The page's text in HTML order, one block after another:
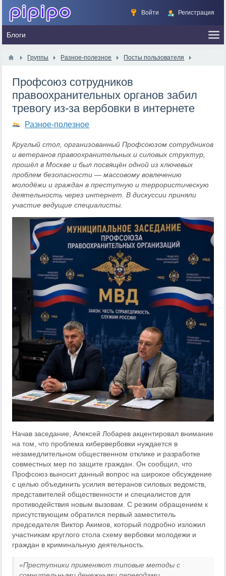
Войти Регистрация
Группы Разное-полезное Посты пользователя
Профсоюз сотрудников
правоохранительных органов забил
тревогу из-за вербовки в интернете
Разное-полезное
Круглый стол, организованный Профсоюзом сотрудников
и ветеранов правоохранительных и силовых структур,
прошёл в Москве и был посвящён одной из ключевых
проблем безопасности — массовому вовлечению
молодёжи и граждан в преступную и террористическую
деятельность через интернет. В дискуссии приняли
участие ведущие специалисты.
Начав заседание, Алексей Лобарев акцентировал внимание
на том, что проблема кибервербовки нуждается в
незамедлительном общественном отклике и разработке
совместных мер по защите граждан. Он сообщил, что
Профсоюз выносит данный вопрос на широкое обсуждение
с целью объединить усилия ветеранов силовых ведомств,
представителей общественности и специалистов для
противодействия новым вызовам. С резким обращением к
присутствующим обратился первый заместитель
председателя Виктор Акимов, который подробно изложил
участникам круглого стола схему вербовки молодежи и
граждан в криминальную деятельность.
«Преступники применяют типовые методы с